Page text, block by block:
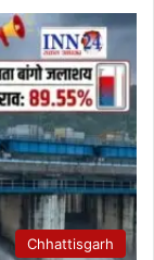
Chhattisgarh